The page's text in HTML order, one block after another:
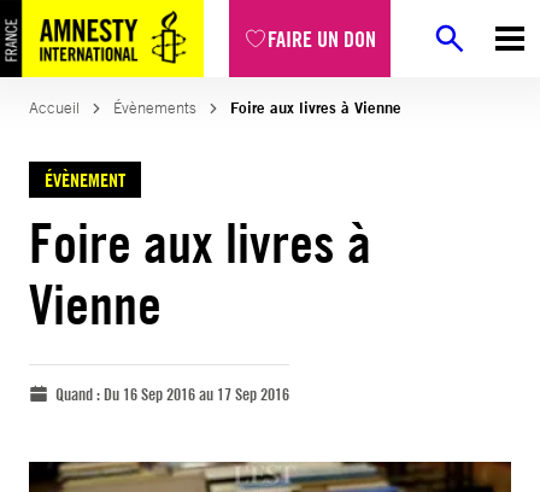
FAIRE UN DON
Accueil Évènements Foire aux livres à Vienne
ÉVÈNEMENT
Foire aux livres à
Vienne
Quand :Du 16 Sep 2016 au 17 Sep 2016